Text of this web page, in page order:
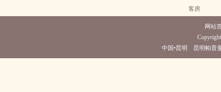
客房
网站
中国•昆明 昆明帕普